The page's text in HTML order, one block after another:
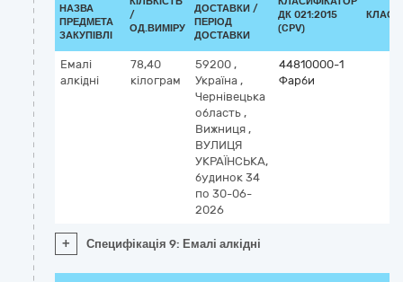
НАЗВА
ПРЕДМЕТА
ЗАКУПІВЛІ
/
ОД.ВИМІРУ
ДОСТАВКИ /
ПЕРІОД
ДОСТАВКИ
ДК 021:2015
(CPV)
Емалі
алкідні
78,40
кілограм
59200 ,
Україна ,
Чернівецька
область ,
Вижниця ,
ВУЛИЦЯ
УКРАЇНСЬКА,
будинок 34
по 30-06-
2026
44810000-1
Фарби
+ Специфікація 9: Емалі алкідні